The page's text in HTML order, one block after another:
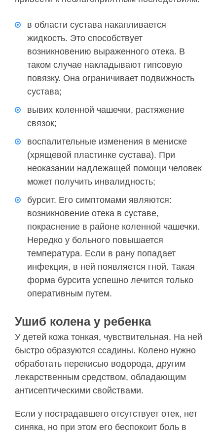
в области сустава накапливается
жидкость. Это способствует
возникновению выраженного отека. В
таком случае накладывают гипсовую
повязку. Она ограничивает подвижность
сустава;
вывих коленной чашечки, растяжение
связок;
воспалительные изменения в мениске
(хрящевой пластинке сустава). При
неоказании надлежащей помощи человек
может получить инвалидность;
бурсит. Его симптомами являются:
возникновение отека в суставе,
покраснение в районе коленной чашечки.
Нередко у больного повышается
температура. Если в рану попадает
инфекция, в ней появляется гной. Такая
форма бурсита успешно лечится только
оперативным путем.
Ушиб колена у ребенка
У детей кожа тонкая, чувствительная. На ней
быстро образуются ссадины. Колено нужно
обработать перекисью водорода, другим
лекарственным средством, обладающим
антисептическими свойствами.
Если у пострадавшего отсутствует отек, нет
синяка, но при этом его беспокоит боль в